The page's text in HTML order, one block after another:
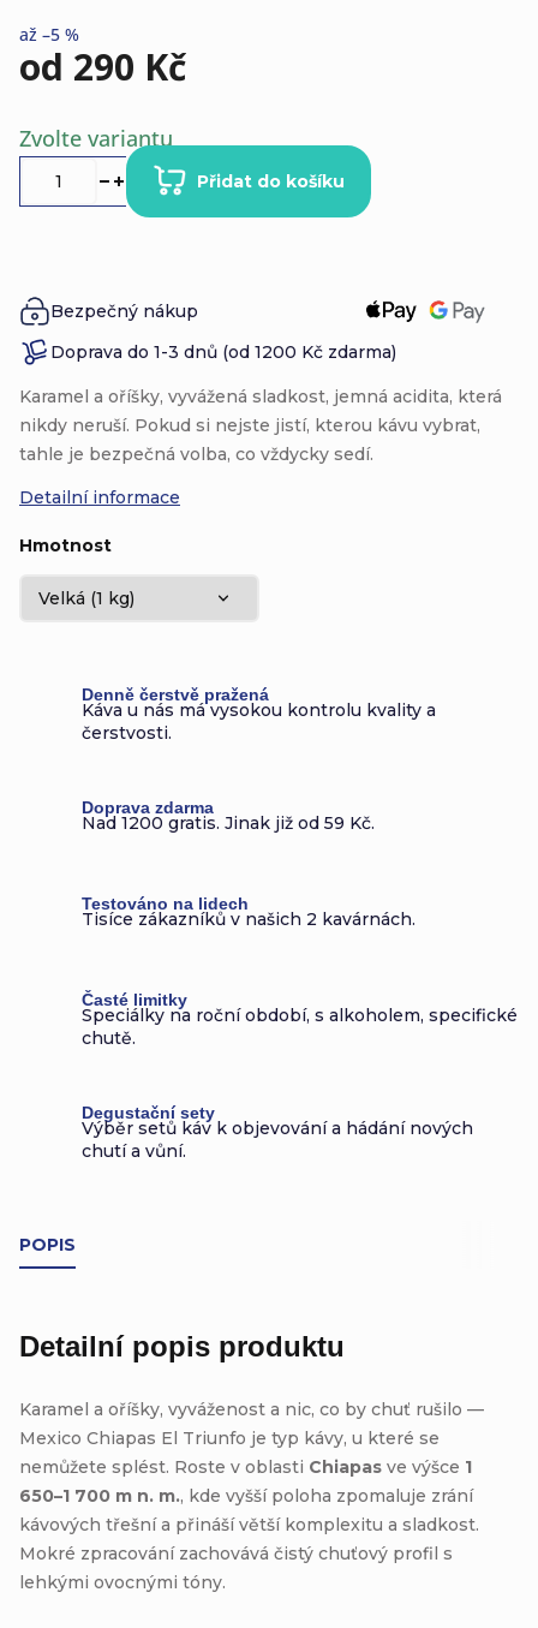
až –5 %
od 290 Kč
cena:
Zvolte variantu
Hmotnost
Přidat do košíku
Karamel a oříšky, vyvážená sladkost, jemná acidita, která
nikdy neruší. Pokud si nejste jistí, kterou kávu vybrat,
tahle je bezpečná volba, co vždycky sedí.
Detailní informace
Bezpečný nákup
Doprava do 1-3 dnů (od 1200 Kč zdarma)
Denně čerstvě pražená
Káva u nás má vysokou kontrolu kvality a
čerstvosti.
Doprava zdarma
Nad 1200 gratis. Jinak již od 59 Kč.
Testováno na lidech
Tisíce zákazníků v našich 2 kavárnách.
Časté limitky
Speciálky na roční období, s alkoholem, specifické
chutě.
Degustační sety
Výběr setů káv k objevování a hádání nových
chutí a vůní.
POPIS
Detailní popis produktu
Karamel a oříšky, vyváženost a nic, co by chuť rušilo —
Mexico Chiapas El Triunfo je typ kávy, u které se
nemůžete splést. Roste v oblasti Chiapas ve výšce 1
650–1 700 m n. m., kde vyšší poloha zpomaluje zrání
kávových třešní a přináší větší komplexitu a sladkost.
Mokré zpracování zachovává čistý chuťový profil s
lehkými ovocnými tóny.